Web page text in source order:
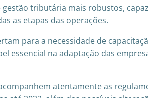
tributária mais robustos,
as etapas das operações.
para a necessidade de
essencial na adaptação das
atentamente as